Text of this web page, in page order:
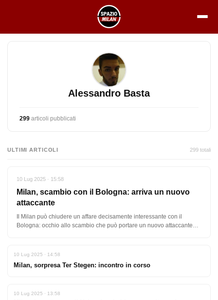
contenuto
Alessandro Basta
299 articoli pubblicati
ULTIMI ARTICOLI 299 totali
10 Lug 2025 · 15:58
Milan, scambio con il Bologna: arriva un nuovo
attaccante
Il Milan può chiudere un affare decisamente interessante con il
Bologna: occhio allo scambio che può portare un nuovo attaccante…
10 Lug 2025 · 14:58
Milan, sorpresa Ter Stegen: incontro in corso
10 Lug 2025 · 13:58